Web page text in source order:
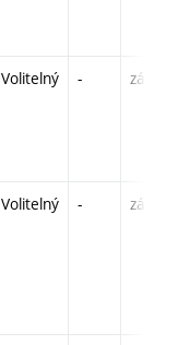
Volitelný - zá
Volitelný - zá